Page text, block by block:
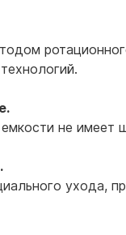
не имеет
ухода,